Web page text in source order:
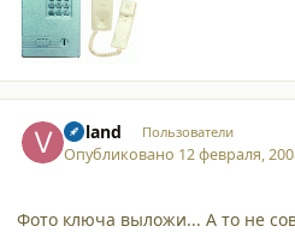
Voland Пользователи
Опубликовано 12 февраля,
Фото ключа выложи... А то не